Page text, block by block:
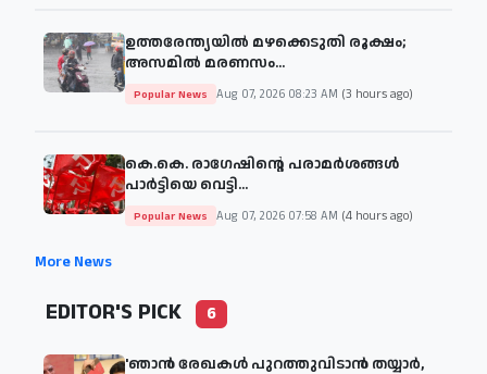
ഉത്തരേന്ത്യയിൽ മഴക്കെടുതി രൂക്ഷം;
അസമിൽ മരണസം...
Popular News Aug 07, 2026 08:23 AM (3 hours ago)
കെ.കെ. രാഗേഷിന്റെ പരാമർശങ്ങൾ
പാർട്ടിയെ വെട്ടി...
Popular News Aug 07, 2026 07:58 AM (4 hours ago)
More News
EDITOR'S PICK 6
'ഞാന്‍ രേഖകള്‍ പുറത്തുവിടാന്‍ തയ്യാര്‍,